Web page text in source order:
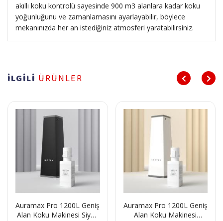
akıllı koku kontrolü sayesinde 900 m3 alanlara kadar koku
yoğunluğunu ve zamanlamasını ayarlayabilir, böylece
mekanınızda her an istediğiniz atmosferi yaratabilirsiniz.
İLGİLİ ÜRÜNLER
Auramax Pro 1200L Geniş
Alan Koku Makinesi Siyah
Auramax Pro 1200L Geniş
Alan Koku Makinesi